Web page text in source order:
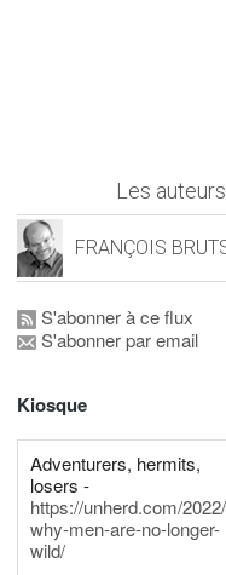
Les
FRANÇOIS
S'abonner à ce flux
S'abonner par email
Kiosque
Adventurers, hermits,
losers -
https://unherd.com/
why-men-are-no-longer-
wild/